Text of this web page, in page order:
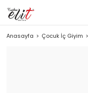
Anasayfa Çocuk İç Giyim